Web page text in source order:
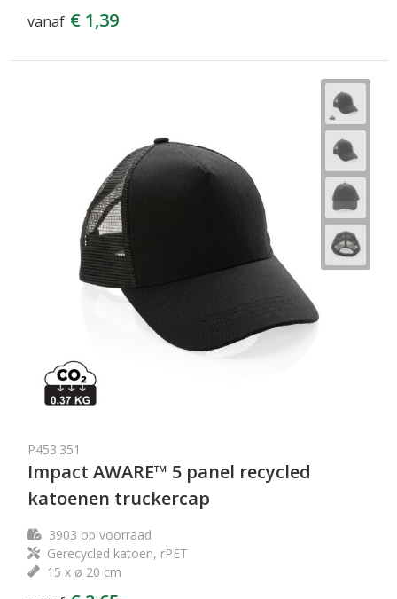
vanaf € 1,39
P453.351
Impact AWARE™ 5 panel recycled
katoenen truckercap
3903 op voorraad
Gerecycled katoen, rPET
15 x ø 20 cm